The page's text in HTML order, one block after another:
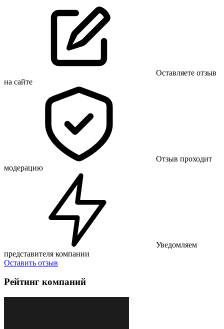
Оставляете отзыв
на сайте
Отзыв проходит
модерацию
Уведомляем
представителя компании
Оставить отзыв
Рейтинг компаний